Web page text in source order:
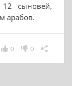
сыновей,
арабов.
0
0